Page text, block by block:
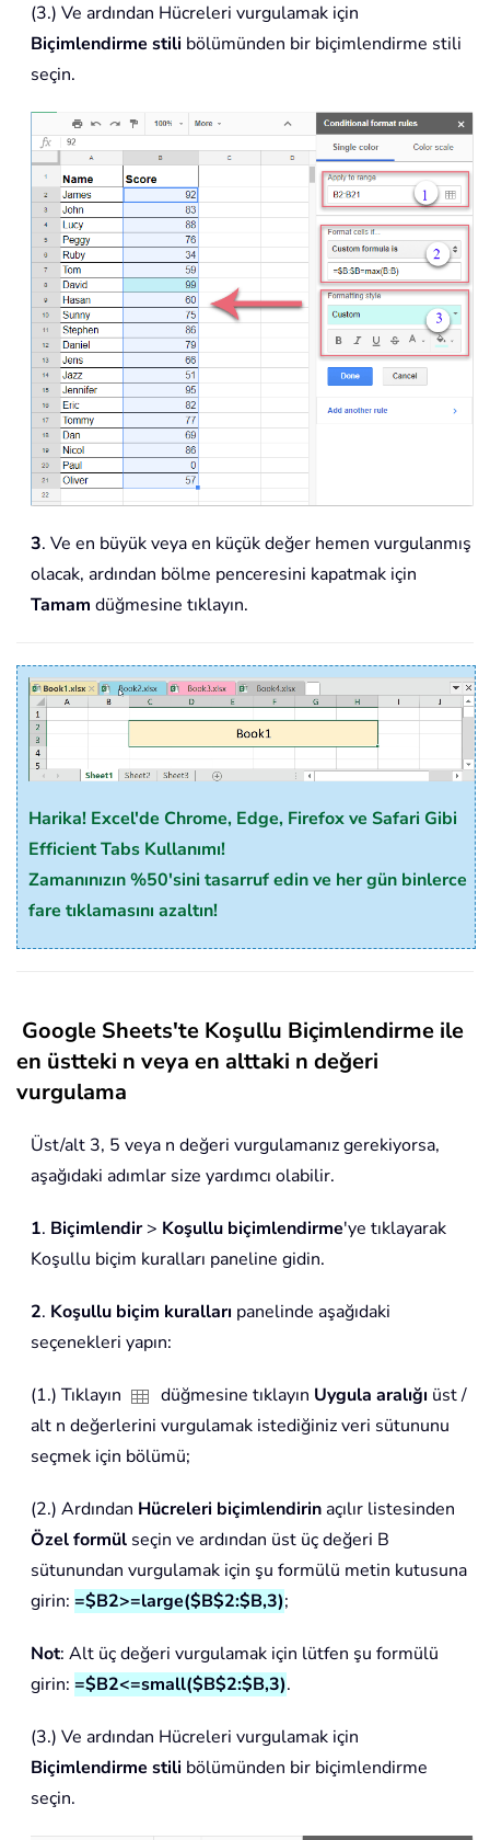
(3.) Ve ardından Hücreleri vurgulamak için
Biçimlendirme stili bölümünden bir biçimlendirme stili
seçin.
3. Ve en büyük veya en küçük değer hemen vurgulanmış
olacak, ardından bölme penceresini kapatmak için
Tamam düğmesine tıklayın.
Harika! Excel'de Chrome, Edge, Firefox ve Safari Gibi
Efficient Tabs Kullanımı!
Zamanınızın %50'sini tasarruf edin ve her gün binlerce
fare tıklamasını azaltın!
Google Sheets'te Koşullu Biçimlendirme ile
en üstteki n veya en alttaki n değeri
vurgulama
Üst/alt 3, 5 veya n değeri vurgulamanız gerekiyorsa,
aşağıdaki adımlar size yardımcı olabilir.
1. Biçimlendir> Koşullu biçimlendirme'ye tıklayarak
Koşullu biçim kuralları paneline gidin.
2. Koşullu biçim kuralları panelinde aşağıdaki
seçenekleri yapın:
(1.) Tıklayın düğmesine tıklayın Uygula aralığı üst /
alt n değerlerini vurgulamak istediğiniz veri sütununu
seçmek için bölümü;
(2.) Ardından Hücreleri biçimlendirinaçılır listesinden
Özel formül seçin ve ardından üst üç değeri B
sütunundan vurgulamak için şu formülü metin kutusuna
girin: =$B2>=large($B$2:$B,3);
Not: Alt üç değeri vurgulamak için lütfen şu formülü
girin: =$B2<=small($B$2:$B,3).
(3.) Ve ardından Hücreleri vurgulamak için
Biçimlendirme stili bölümünden bir biçimlendirme
seçin.